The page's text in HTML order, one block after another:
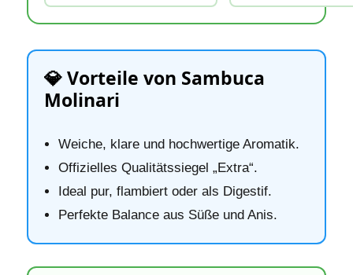
💎 Vorteile von Sambuca
Molinari
Weiche, klare und hochwertige Aromatik.
Offizielles Qualitätssiegel „Extra“.
Ideal pur, flambiert oder als Digestif.
Perfekte Balance aus Süße und Anis.